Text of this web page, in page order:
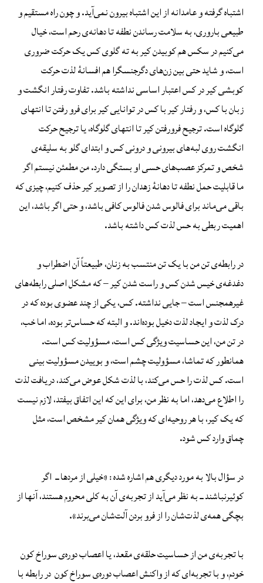
اشتباه گرفته و عامدانه از این اشتباه بیرون نمی‌آید. و چون راه مستقیم و
طبیعی باروری، به سلامت رساندن نطفه تا دهانه‌ی رحم است، خیال
می‌کنیم در سکس هم کوبیدن کیر به ته گلوی کس یک حرکت ضروری
است، و شاید حتی بین زن‌های دگرجنسگرا هم افسانهٔ لذت حرکت
کوبشی کیر در کس اعتبار اساسی نداشته باشد. تفاوت رفتار انگشت و
زبان با کس، و رفتار کیر با کس در توانایی کیر برای فرو رفتن تا انتهای
گلوگاه است. ترجیح فرورفتن کیر تا انتهای گلوگاه، یا ترجیح حرکت
انگشت روی لبه‌های بیرونی و درونی کس و ابتدای گلو به سلیقه‌ی
شخص و تمرکز عصب‌های حسی او بستگی دارد. من مطمئن نیستم اگر
ما قابلیت حمل نطفه تا دهانهٔ زهدان را از تصویر کیر حذف کنیم، چیزی که
باقی می‌ماند برای فالوس شدن فالوس کافی باشد، و حتی اگر باشد، این
اهمیت ربطی به حس لذت کس داشته باشد.
در رابطه‌‌ی تن من با یک تن منتسب به زنان، طبیعتاً آن اضطراب و
دغدغه‌ی خیس شدن کس و راست شدن کیر – که مشکل اصلی رابطه‌های
غیرهمجنس است – جایی نداشته. کس، یکی از چند عضوی بوده که در
درک لذت و ایجاد لذت دخیل بوده‌اند. و البته که حساس‌تر بوده، اما خب،
در تن من، این حساسیت ویژگی کس است، مسؤولیت کس است.
همانطور که تماشا، مسؤولیت چشم است، و بوییدن مسؤولیت بینی
است. کس لذت را حس می‌کند، با لذت شکل عوض می‌کند، دریافت لذت
را اطلاع می‌دهد، اما به نظر من، برای این که این اتفاق بیفتد، لازم نیست
که یک کیر، با هر روحیه‌ای که ویژگی همان کیر مشخص است، مثل
چماق وارد کس ‌شود. ‌
در سؤال بالا به مورد دیگری هم اشاره شده : «خیلی از مردها ــ اگر
کوئیرنباشند ــ به نظر می‌آید از تجربه‌ی آن به کلی محروم هستند، آنها از
بچگی همه‌ی لذت‌شان را از فرو بردن آلت‌شان می‌برند».
با تجربه‌‌ی من از حساسیت‌ حلقه‌ی مقعد، یا اعصاب دوره‌ی سوراخ کون
خودم، و با تجربه‌ای که از واکنش اعصاب دوره‌ی سوراخ کون در رابطه با